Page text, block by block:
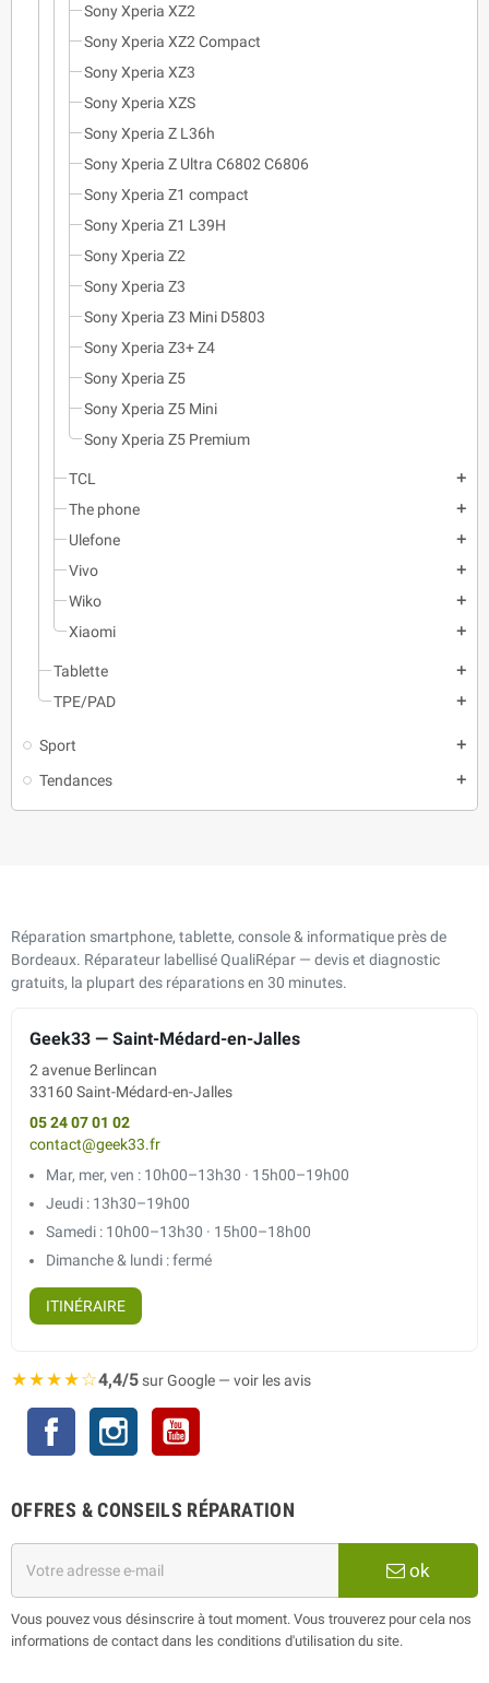
Sony Xperia XZ2
Sony Xperia XZ2 Compact
Sony Xperia XZ3
Sony Xperia XZS
Sony Xperia Z L36h
Sony Xperia Z Ultra C6802 C6806
Sony Xperia Z1 compact
Sony Xperia Z1 L39H
Sony Xperia Z2
Sony Xperia Z3
Sony Xperia Z3 Mini D5803
Sony Xperia Z3+ Z4
Sony Xperia Z5
Sony Xperia Z5 Mini
Sony Xperia Z5 Premium
TCL add
The phone add
Ulefone add
Vivo add
Wiko add
Xiaomi add
Tablette add
TPE/PAD add
Sport add
Tendances add
Réparation smartphone, tablette, console & informatique près de
Bordeaux. Réparateur labellisé QualiRépar — devis et diagnostic
gratuits, la plupart des réparations en 30 minutes.
Geek33 — Saint-Médard-en-Jalles
2 avenue Berlincan
33160 Saint-Médard-en-Jalles
05 24 07 01 02
contact@geek33.fr
Mar, mer, ven : 10h00–13h30 · 15h00–19h00
Jeudi : 13h30–19h00
Samedi : 10h00–13h30 · 15h00–18h00
Dimanche & lundi : fermé
ITINÉRAIRE
★★★★☆4,4/5sur Google — voir les avis
Facebook Instagram
OFFRES & CONSEILS RÉPARATION
ok
Vous pouvez vous désinscrire à tout moment. Vous trouverez pour cela nos
informations de contact dans les conditions d'utilisation du site.